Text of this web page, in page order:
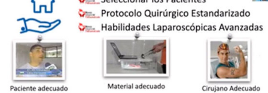
TRAUMA ABDOMINAL “CONCEPTOS EN
CIRUGÍA GENERAL” – 26 DE MAYO DE 2020
– COQUIMBO
Capítulos Regionales